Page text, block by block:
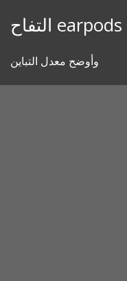
وأوضح معدل التباين